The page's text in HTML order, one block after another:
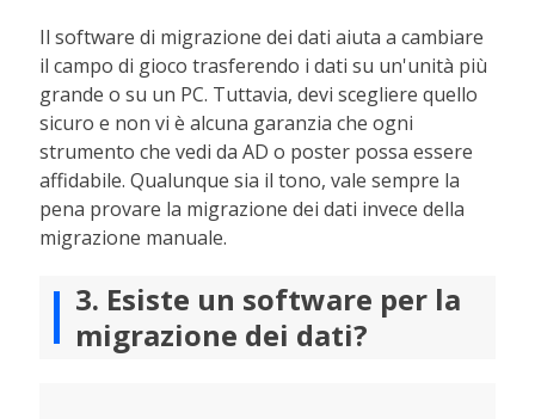
Il software di migrazione dei dati aiuta a cambiare
il campo di gioco trasferendo i dati su un'unità più
grande o su un PC. Tuttavia, devi scegliere quello
sicuro e non vi è alcuna garanzia che ogni
strumento che vedi da AD o poster possa essere
affidabile. Qualunque sia il tono, vale sempre la
pena provare la migrazione dei dati invece della
migrazione manuale.
3. Esiste un software per la
migrazione dei dati?